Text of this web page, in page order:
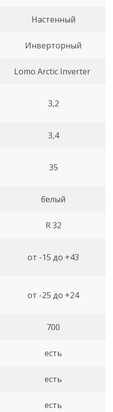
Настенный
Инверторный
Lomo Arctic Inverter
3,2
3,4
35
белый
R 32
от -15 до +43
от -25 до +24
700
есть
есть
есть